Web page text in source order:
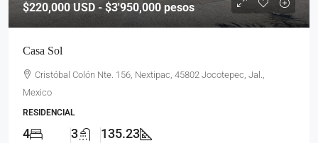
$220,000 USD - $3'950,000 pesos
Casa Sol
Cristóbal Colón Nte. 156, Nextipac, 45802 Jocotepec, Jal.,
Mexico
RESIDENCIAL
4 3 135.23